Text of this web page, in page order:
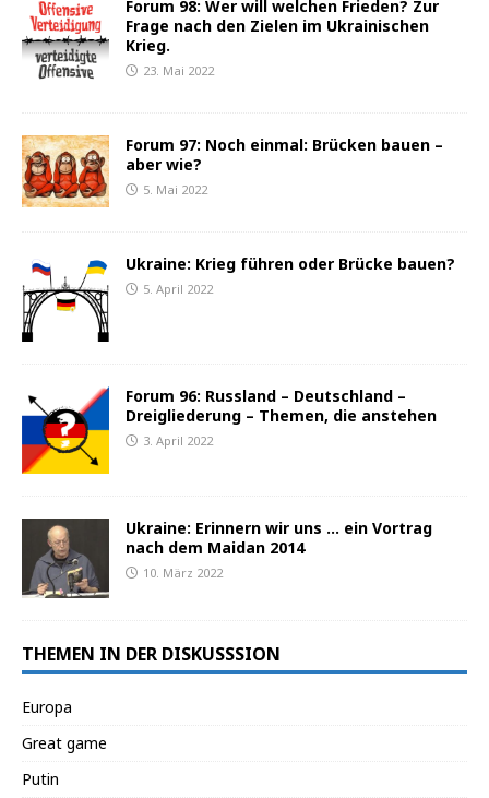
Forum 98: Wer will welchen Frieden? Zur
Frage nach den Zielen im Ukrainischen
Krieg.
23. Mai 2022
Forum 97: Noch einmal: Brücken bauen –
aber wie?
5. Mai 2022
Ukraine: Krieg führen oder Brücke bauen?
5. April 2022
Forum 96: Russland – Deutschland –
Dreigliederung – Themen, die anstehen
3. April 2022
Ukraine: Erinnern wir uns … ein Vortrag
nach dem Maidan 2014
10. März 2022
THEMEN IN DER DISKUSSSION
Europa
Great game
Putin